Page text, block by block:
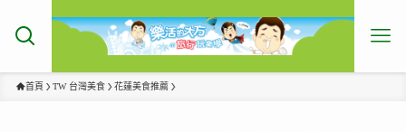
首頁 TW 台灣美食 花蓮美食推薦